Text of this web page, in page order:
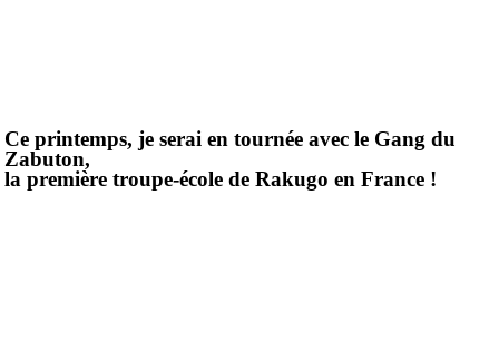
Ce printemps, je serai en tournée avec le Gang du
Zabuton,
la première troupe-école de Rakugo en France !